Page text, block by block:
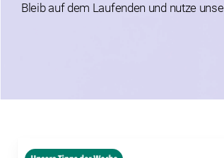
Bleib auf dem Laufenden und nutze